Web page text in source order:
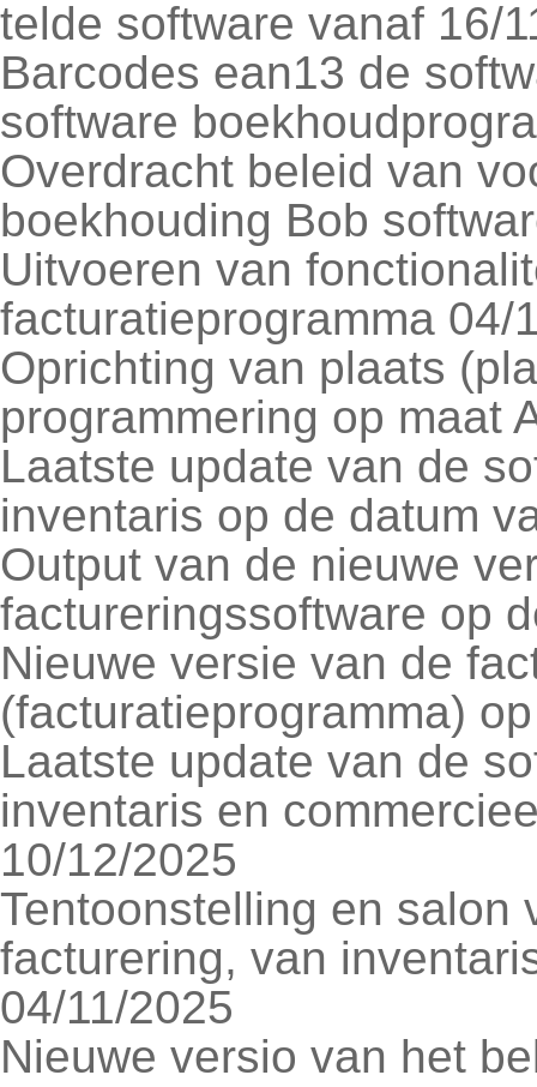
telde software vanaf 16/
Barcodes ean13 de
software
Overdracht beleid van
boekhouding Bob
Uitvoeren van
facturatieprogramma 04/
Oprichting van plaats
programmering op maat
Laatste update van de
inventaris op de datum
Output van de nieuwe
factureringssoftware op
Nieuwe versie van de
(facturatieprogramma)
Laatste update van de
inventaris en
10/12/2025
Tentoonstelling en salon
facturering, van
04/11/2025
Nieuwe versio van het